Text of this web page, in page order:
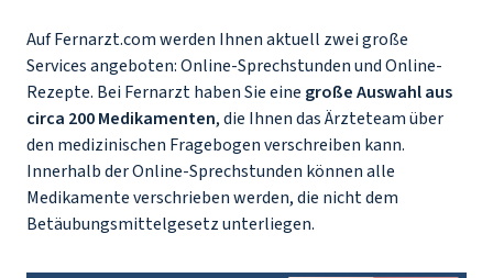
Auf Fernarzt.com werden Ihnen aktuell zwei große
Services angeboten: Online-Sprechstunden und Online-
Rezepte. Bei Fernarzt haben Sie eine große Auswahl aus
circa 200 Medikamenten, die Ihnen das Ärzteteam über
den medizinischen Fragebogen verschreiben kann.
Innerhalb der Online-Sprechstunden können alle
Medikamente verschrieben werden, die nicht dem
Betäubungsmittelgesetz unterliegen.